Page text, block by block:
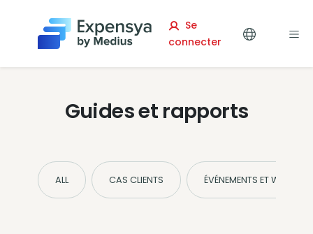
Expensya
Se
connecter
Guides et rapports
ALL CAS CLIENTS ÉVÉNEMENTS ET